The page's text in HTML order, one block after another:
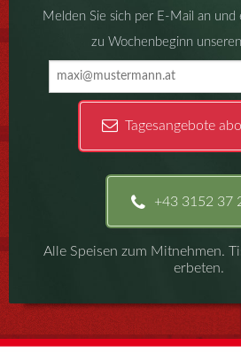
Melden Sie sich per E-Mail an und
zu Wochenbeginn
Tagesangebote
+43 3152 37
Alle Speisen zum Mitnehmen.
erbeten.